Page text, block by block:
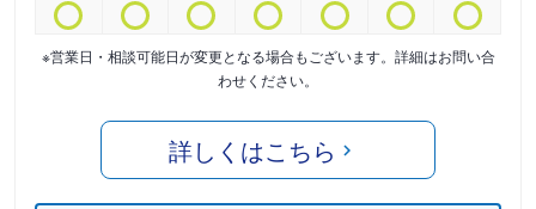
※営業日・相談可能日が変更となる場合もございます。詳細はお問い合
わせください。
詳しくはこちら